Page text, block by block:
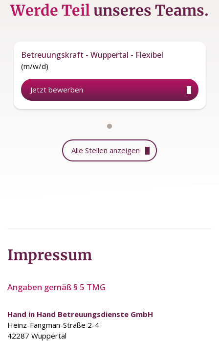
Werde Teil unseres Teams.
Betreuungskraft - Wuppertal - Flexibel
(m/w/d)
Jetzt bewerben
Alle Stellen anzeigen
Impressum
Angaben gemäß § 5 TMG
Hand in Hand Betreuungsdienste GmbH
Heinz-Fangman-Straße 2-4
42287 Wuppertal